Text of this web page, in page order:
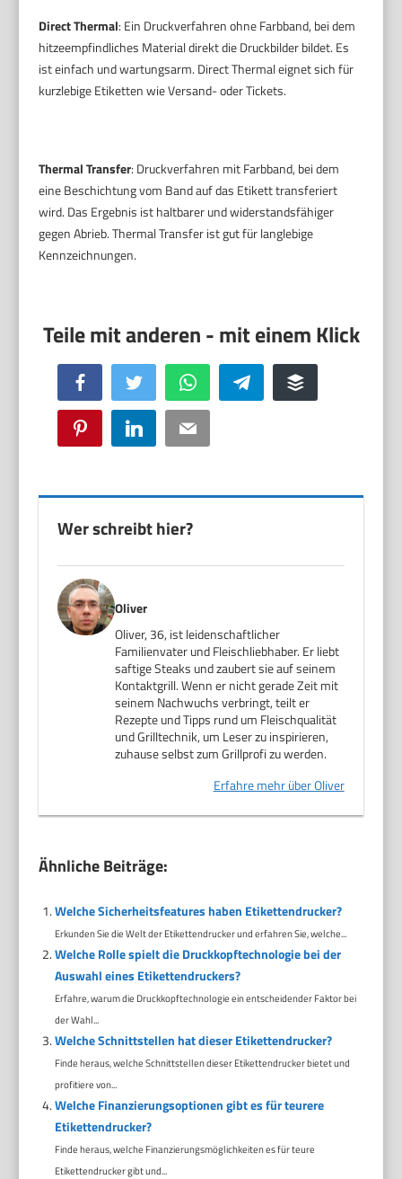
Direct Thermal: Ein Druckverfahren ohne Farbband, bei dem
hitzeempfindliches Material direkt die Druckbilder bildet. Es
ist einfach und wartungsarm. Direct Thermal eignet sich für
kurzlebige Etiketten wie Versand- oder Tickets.
Thermal Transfer: Druckverfahren mit Farbband, bei dem
eine Beschichtung vom Band auf das Etikett transferiert
wird. Das Ergebnis ist haltbarer und widerstandsfähiger
gegen Abrieb. Thermal Transfer ist gut für langlebige
Kennzeichnungen.
Facebook Twitter WhatsApp Telegram Buffer
Pinterest LinkedIn Email
Wer schreibt hier?
Oliver
Oliver, 36, ist leidenschaftlicher
Familienvater und Fleischliebhaber. Er liebt
saftige Steaks und zaubert sie auf seinem
Kontaktgrill. Wenn er nicht gerade Zeit mit
seinem Nachwuchs verbringt, teilt er
Rezepte und Tipps rund um Fleischqualität
und Grilltechnik, um Leser zu inspirieren,
zuhause selbst zum Grillprofi zu werden.
Erfahre mehr über Oliver
Ähnliche Beiträge:
Welche Sicherheitsfeatures haben Etikettendrucker?
Erkunden Sie die Welt der Etikettendrucker und erfahren Sie, welche...
Welche Rolle spielt die Druckkopftechnologie bei der
Auswahl eines Etikettendruckers?
Erfahre, warum die Druckkopftechnologie ein entscheidender Faktor bei
der Wahl...
Welche Schnittstellen hat dieser Etikettendrucker?
Finde heraus, welche Schnittstellen dieser Etikettendrucker bietet und
profitiere von...
Welche Finanzierungsoptionen gibt es für teurere
Etikettendrucker?
Finde heraus, welche Finanzierungsmöglichkeiten es für teure
Etikettendrucker gibt und...